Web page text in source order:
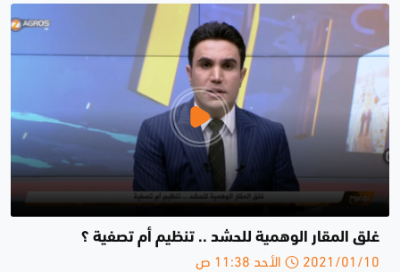
غلق المقار الوهمية للحشد .. تنظيم أم تصفية ؟
2021/01/10 الأحد 11:38 ص